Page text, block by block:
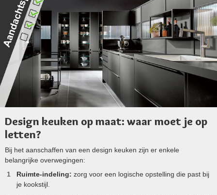
Design keuken op maat: waar moet je op
letten?
Bij het aanschaffen van een design keuken zijn er enkele
belangrijke overwegingen:
Ruimte-indeling: zorg voor een logische opstelling die past bij
je kookstijl.